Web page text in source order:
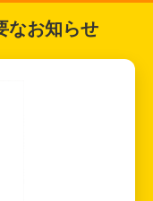
なお知らせ